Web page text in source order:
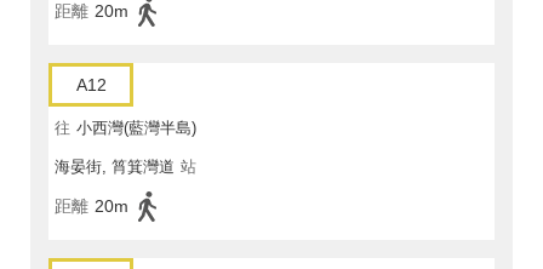
距離 20m
A12
往 小西灣(藍灣半島)
海晏街, 筲箕灣道 站
距離 20m